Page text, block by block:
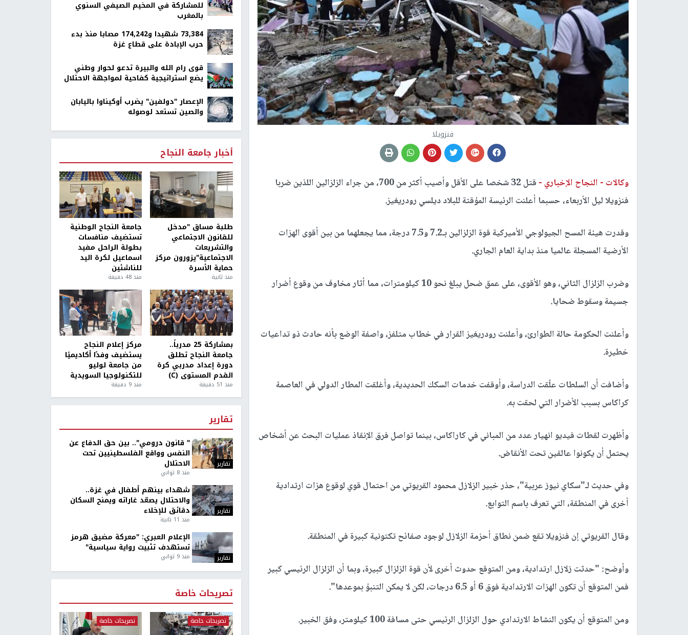
فنزويلا
وكالات - النجاح الإخباري -
قتل 32 شخصا على الأقل وأصيب أكثر من 700، من جراء الزلزالين اللذين ضربا
فنزويلا ليل الأربعاء، حسبما أعلنت الرئيسة المؤقتة للبلاد ديلسي رودريغيز.
وقدرت هيئة المسح الجيولوجي الأميركية قوة الزلزالين بـ7.2 و7.5 درجة، مما يجعلهما من بين أقوى الهزات
الأرضية المسجلة عالميا منذ بداية العام الجاري.
وضرب الزلزال الثاني، وهو الأقوى، على عمق ضحل يبلغ نحو 10 كيلومترات، مما أثار مخاوف من وقوع أضرار
جسيمة وسقوط ضحايا.
وأعلنت الحكومة حالة الطوارئ، وأعلنت رودريغيز القرار في خطاب متلفز، واصفة الوضع بأنه حادث ذو تداعيات
خطيرة.
وأضافت أن السلطات علّقت الدراسة، وأوقفت خدمات السكك الحديدية، وأغلقت المطار الدولي في العاصمة
كراكاس بسبب الأضرار التي لحقت به.
وأظهرت لقطات فيديو انهيار عدد من المباني في كاراكاس، بينما تواصل فرق الإنقاذ عمليات البحث عن أشخاص
يحتمل أن يكونوا عالقين تحت الأنقاض.
وفي حديث لـ"سكاي نيوز عربية"، حذر خبير الزلازل محمود القريوتي من احتمال قوي لوقوع هزات ارتدادية
أخرى في المنطقة، التي تعرف باسم التوابع.
وقال القريوتي إن فنزويلا تقع ضمن نطاق أحزمة الزلازل لوجود صفائح تكتونية كبيرة في المنطقة.
وأوضح: "حدثت زلازل ارتدادية، ومن المتوقع حدوث أخرى لأن قوة الزلزال كبيرة، وبما أن الزلزال الرئيسي كبير
فمن المتوقع أن تكون الهزات الارتدادية فوق 6 أو 6.5 درجات، لكن لا يمكن التنبؤ بموعدها".
ومن المتوقع أن يكون النشاط الارتدادي حول الزلزال الرئيسي حتى مسافة 100 كيلومتر، وفق الخبير.
للمشاركة في المخيم الصيفي السنوي
بالمغرب
73,384 شهيدا و174,242 مصابا منذ بدء
حرب الإبادة على قطاع غزة
قوى رام الله والبيرة تدعو لحوار وطني
يضع استراتيجية كفاحية لمواجهة الاحتلال
الإعصار "دولفين" يضرب أوكيناوا باليابان
والصين تستعد لوصوله
أخبار جامعة النجاح
طلبة مساق "مدخل
للقانون الاجتماعي
والتشريعات
الاجتماعية"يزورون مركز
حماية الأسرة
منذ ثانية
جامعة النجاح الوطنية
تستضيف منافسات
بطولة الراحل مفيد
اسماعيل لكرة اليد
للناشئين
منذ 48 دقيقة
بمشاركة 25 مدرباً..
جامعة النجاح تطلق
دورة إعداد مدربي كرة
القدم المستوى (C)
منذ 51 دقيقة
مركز إعلام النجاح
يستضيف وفدًا أكاديميًا
من جامعة لوليو
للتكنولوجيا السويدية
منذ 9 دقيقة
تقارير
تقارير
" قانون درومي".. بين حق الدفاع عن
النفس وواقع الفلسطينيين تحت
الاحتلال
منذ 8 ثواني
تقارير
شهداء بينهم أطفال في غزة..
والاحتلال يصعّد غاراته ويمنح السكان
دقائق للإخلاء
منذ 11 ثانية
تقارير
الإعلام العبري: "معركة مضيق هرمز
تستهدف تثبيت رواية سياسية"
منذ 9 ثواني
تصريحات خاصة
تصريحات خاصة تصريحات خاصة